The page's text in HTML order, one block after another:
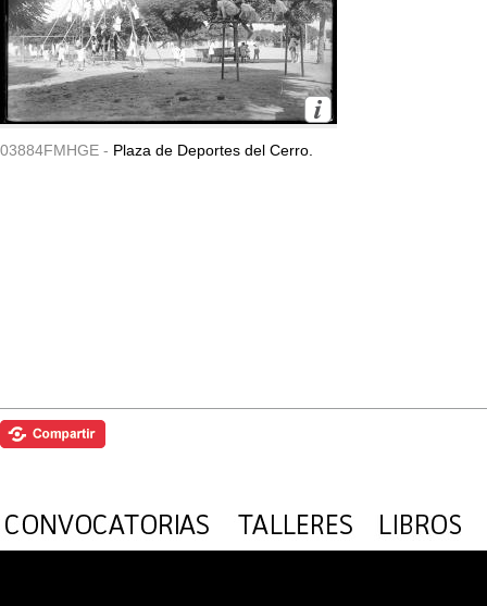
03884FMHGE - Plaza de Deportes del Cerro.